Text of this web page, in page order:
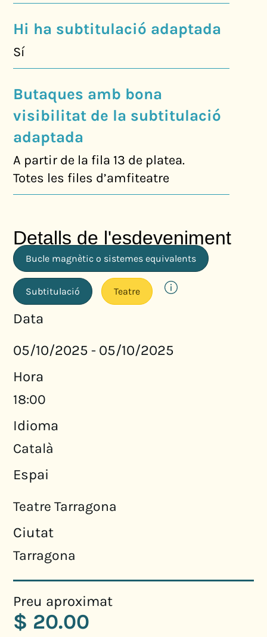
Hi ha subtitulació adaptada
Sí
Butaques amb bona
visibilitat de la subtitulació
adaptada
A partir de la fila 13 de platea.
Totes les files d’amfiteatre
Detalls de l'esdeveniment
Bucle magnètic o sistemes equivalents
Subtitulació Teatre
Data
05/10/2025 - 05/10/2025
Hora
18:00
Idioma
Català
Espai
Teatre Tarragona
Ciutat
Tarragona
Preu aproximat
$ 20.00